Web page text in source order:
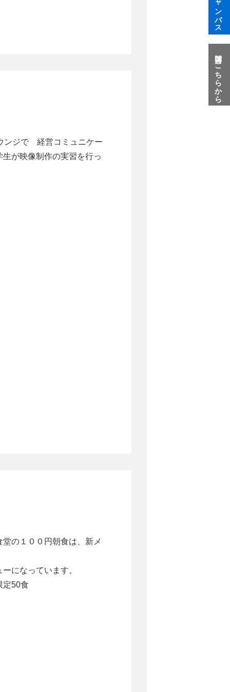
ンジで 経営コミュニケー
が映像制作の実習を行っ
の１００円朝食は、新メ
になっています。
50食
質問はこちらから